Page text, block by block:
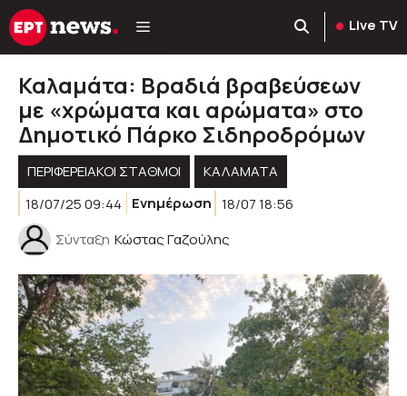
Μετάβαση
σε
Live TV
Καλαμάτα: Βραδιά βραβεύσεων
με «χρώματα και αρώματα» στο
Δημοτικό Πάρκο Σιδηροδρόμων
ΠΕΡΙΦΕΡΕΙΑΚΟΊ ΣΤΑΘΜΟΊ
ΚΑΛΑΜΑΤΑ
18/07/25 09:44
Ενημέρωση 18/07 18:56
Σύνταξη Κώστας Γαζούλης